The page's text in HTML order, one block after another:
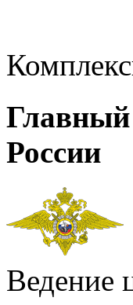
России
Ведение